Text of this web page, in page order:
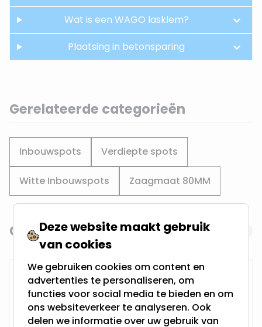
Wat is een WAGO lasklem?
Plaatsing in betonsparing
Gerelateerde categorieën
Inbouwspots Verdiepte spots
Witte Inbouwspots Zaagmaat 80MM
Navigating through the elements of the carousel is
Press to skip carousel
Gerelateerde producten
Installatiedraad 2 x 1.00 Wit | Per
Meter
Deze website maakt gebruik
van cookies
We gebruiken cookies om content en
advertenties te personaliseren, om
functies voor social media te bieden en om
ons websiteverkeer te analyseren. Ook
delen we informatie over uw gebruik van